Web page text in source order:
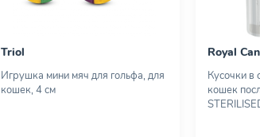
Triol
Игрушка мини мяч для гольфа, для
кошек, 4 см
Royal
Кусочки в
кошек